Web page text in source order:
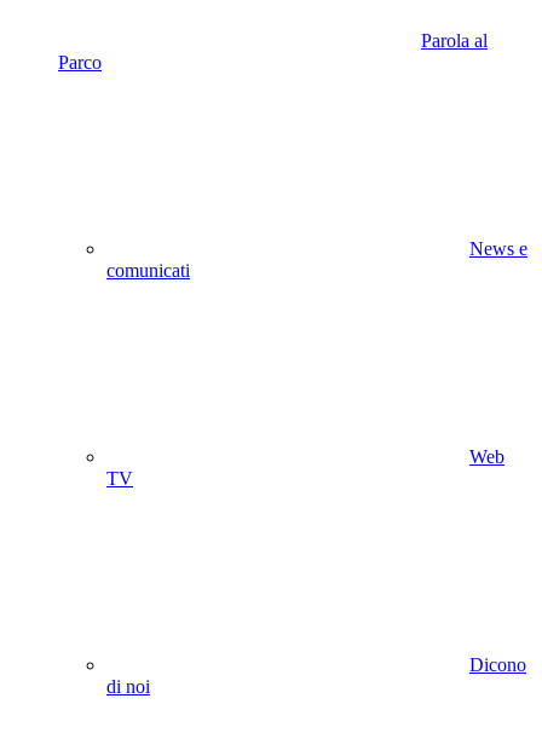
Parola al
Parco
News e
comunicati
Web
TV
Dicono
di noi